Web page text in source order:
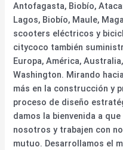
Antofagasta, Biobío,
Lagos, Biobío, Maule,
scooters eléctricos y
citycoco también
Europa, América,
Washington. Mirando
más en la construcción y
proceso de diseño
damos la bienvenida a
nosotros y trabajen con
mutuo. Desarrollamos el